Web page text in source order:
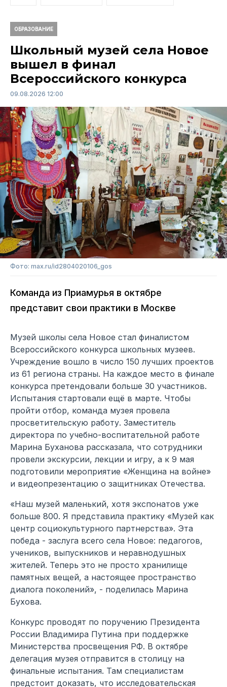
ОБРАЗОВАНИЕ
Школьный музей села Новое
вышел в финал
Всероссийского конкурса
09.08.2026 12:00
Фото: max.ru/id2804020106_gos
Команда из Приамурья в октябре
представит свои практики в Москве
Музей школы села Новое стал финалистом
Всероссийского конкурса школьных музеев.
Учреждение вошло в число 150 лучших проектов
из 61 региона страны. На каждое место в финале
конкурса претендовали больше 30 участников.
Испытания стартовали ещё в марте. Чтобы
пройти отбор, команда музея провела
просветительскую работу. Заместитель
директора по учебно-воспитательной работе
Марина Буханова рассказала, что сотрудники
провели экскурсии, лекции и игру, а к 9 мая
подготовили мероприятие «Женщина на войне»
и видеопрезентацию о защитниках Отечества.
«Наш музей маленький, хотя экспонатов уже
больше 800. Я представила практику «Музей как
центр социокультурного партнерства». Эта
победа - заслуга всего села Новое: педагогов,
учеников, выпускников и неравнодушных
жителей. Теперь это не просто хранилище
памятных вещей, а настоящее пространство
диалога поколений», - поделилась Марина
Бухова.
Конкурс проводят по поручению Президента
России Владимира Путина при поддержке
Министерства просвещения РФ. В октябре
делегация музея отправится в столицу на
финальные испытания. Там специалистам
предстоит доказать, что исследовательская